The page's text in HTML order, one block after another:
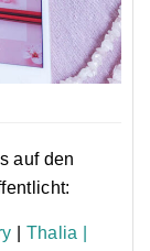
auf den
Thalia |